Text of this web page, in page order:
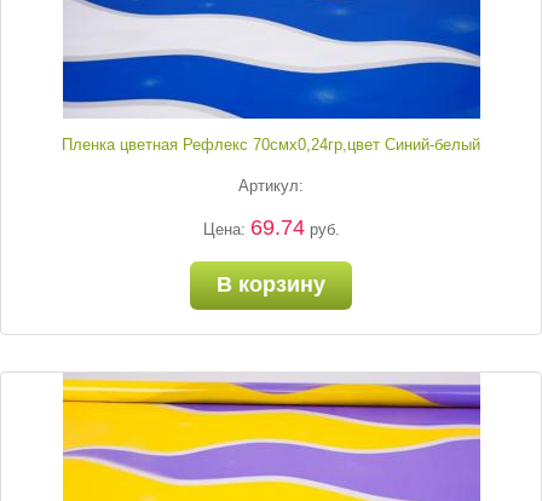
Пленка цветная Рефлекс 70смх0,24гр,цвет Синий-белый
Артикул:
Цена: 69.74руб.
В корзину